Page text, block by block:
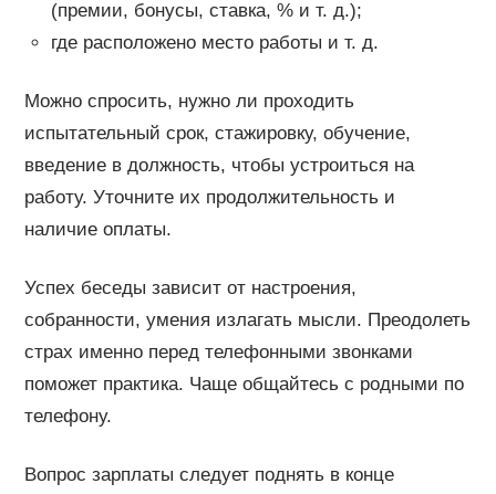
(премии, бонусы, ставка, % и т. д.);
где расположено место работы и т. д.
Можно спросить, нужно ли проходить
испытательный срок, стажировку, обучение,
введение в должность, чтобы устроиться на
работу. Уточните их продолжительность и
наличие оплаты.
Успех беседы зависит от настроения,
собранности, умения излагать мысли. Преодолеть
страх именно перед телефонными звонками
поможет практика. Чаще общайтесь с родными по
телефону.
Вопрос зарплаты следует поднять в конце